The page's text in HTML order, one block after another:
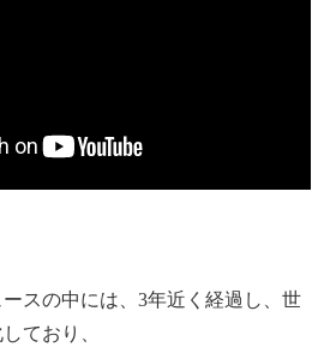
スの中には、3年近く経過し、世
ており、